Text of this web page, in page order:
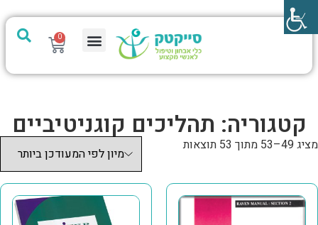
0
קטגוריה: תהליכים קוגניטיביים
מציג 49–53 מתוך 53 תוצאות